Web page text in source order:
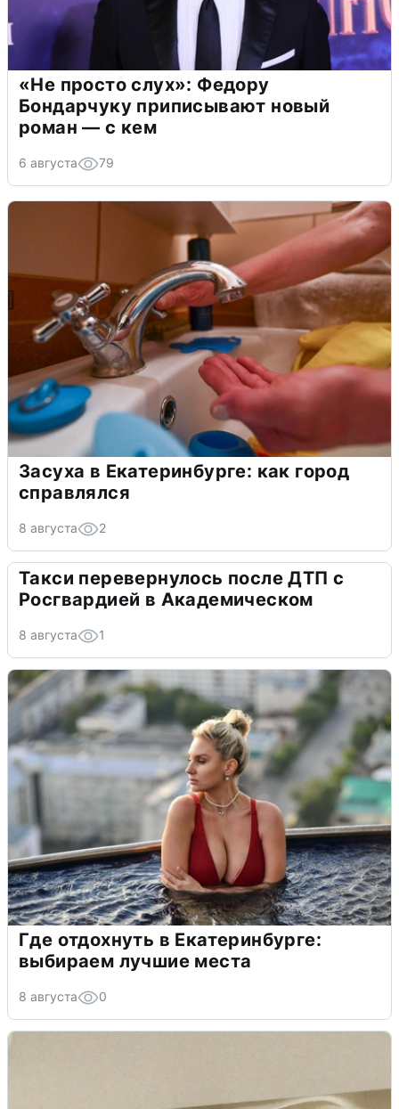
«Не просто слух»: Федору
Бондарчуку приписывают новый
роман — с кем
6 августа 79
Засуха в Екатеринбурге: как город
справлялся
8 августа 2
Такси перевернулось после ДТП с
Росгвардией в Академическом
8 августа 1
Где отдохнуть в Екатеринбурге:
выбираем лучшие места
8 августа 0